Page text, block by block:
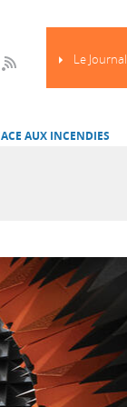
Le Journal
RSS
AUX INCENDIES